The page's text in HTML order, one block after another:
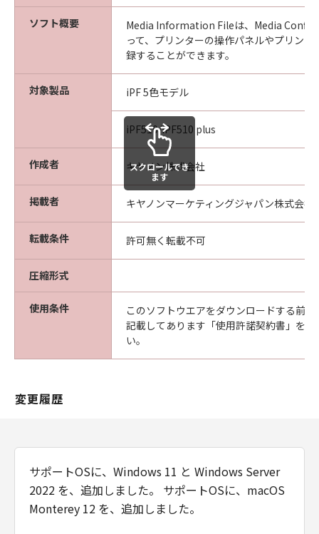
るものではありません。
「本ソフトウエア」及びその複製物に係る
権限及び所有権は、その内容によりキヤノ
ンまたはキヤノンのライセンサーに帰属し
「許諾ソフトウエア」が、CD-ROM等の記
憶媒体に格納されて提供されている場合、
キヤノンは、お客様が「許諾ソフトウエ
ア」を購入した日から90日の間、「許諾ソ
フトウエア」が格納されている記憶媒体
（以下「メディア」と言います）に物理的
な欠陥がないことを保証します。当該保証
期間中に「メディア」に物理的な欠陥が発
見された場合には、キヤノンは、「メディ
ア」を交換いたします。
保証の否認・免責
(1) 「本ソフトウエア」は、『現状のまま』の
の関連会社、それらの販売代理店及び販売店
は、「本ソフトウエア」に関して、商品性及び
保証も、明示たると黙示たるとを問わず一切し
(2) キヤノン、キヤノンの関連会社、それらの販
売代理店及び販売店は、「許諾ソフトウエア」
の使用または使用不能から生ずるいかなる損害
ソフト概要
Media Information Fileは、Media
って、プリンターの操作パネルやプリンタ
録することができます。
対象製品 iPF 5色モデル
iPF510/iPF510 plus
作成者 キヤノン株式会社
掲載者 キヤノンマーケティングジャパン株式会社
転載条件 許可無く転載不可
圧縮形式
使用条件
このソフトウエアをダウンロードする前
記載してあります「使用許諾契約書」を
い。
スクロールでき
ます
変更履歴
サポートOSに、Windows 11 と Windows Server
2022 を、追加しました。 サポートOSに、macOS
Monterey 12 を、追加しました。